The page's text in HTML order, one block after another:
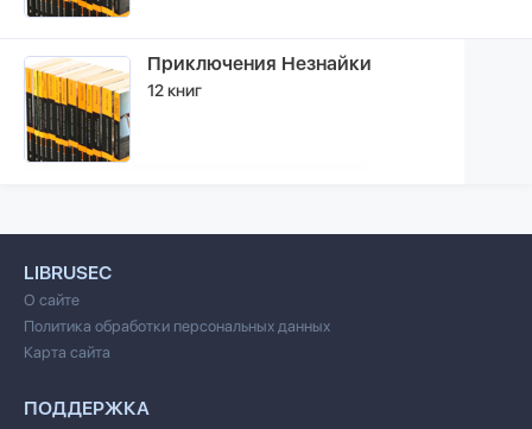
Приключения Незнайки
12 книг
LIBRUSEC
О сайте
Политика обработки персональных данных
Карта сайта
ПОДДЕРЖКА